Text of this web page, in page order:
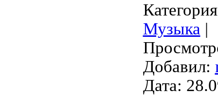
Музыка |
Добавил:
Дата: